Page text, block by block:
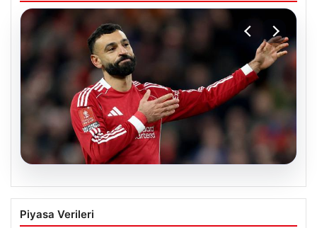
Beşiktaş’tan Mohamed Salah sonrası
dev hamle!
Piyasa Verileri